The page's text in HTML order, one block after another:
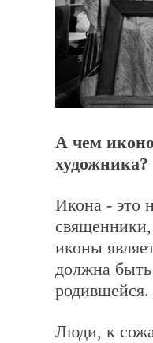
А чем
художника?
Икона - это
иконы
должна
родившейся.
Люди, к